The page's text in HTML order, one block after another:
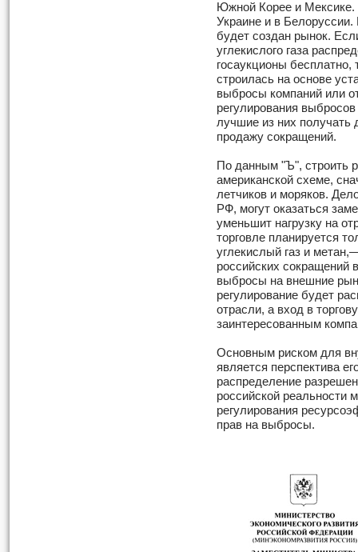
Южной Корее и Мексике.
Украине и в
будет создан рынок.
углекислого газа
госаукционы бесплатно,
строилась на основе
выбросы компаний или
регулирования
лучшие из них получать
продажу сокращений.
По данным "Ъ", строить
американской схеме,
летчиков и моряков.
РФ, могут оказаться
уменьшит нагрузку на
торговле планируется
углекислый газ и
российских сокращений
выбросы на внешние
регулирование будет
отрасли, а вход в
заинтересованным
Основным риском для
является перспектива
распределение
российской реальности
регулирования
прав на выбросы.